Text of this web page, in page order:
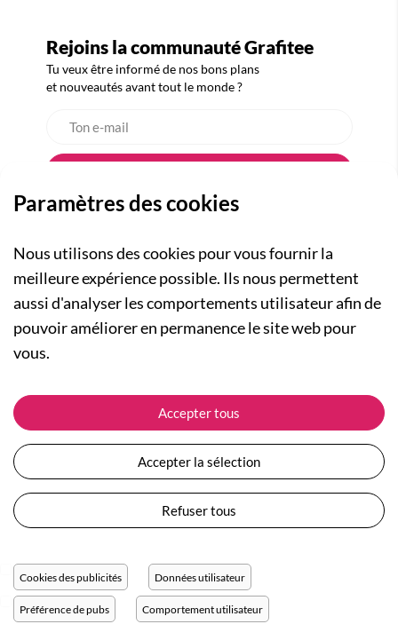
Rejoins la communauté Grafitee
Tu veux être informé de nos bons plans
et nouveautés avant tout le monde ?
A PROPOS
Qui sommes-nous ?
Actualités
Nos engagements
Plan du site
Devenir revendeur
Collection Femme
Collection Enfants
Les Totebags
Nos différents thèmes
ASSISTANCE
Suivre ma commande
Expédition et livraison
Retour et remboursement
Moyens de paiement
Questions / Réponses
Conditions générales de vente
Protection des données personnelles
Réglage des cookies
Paramètres des cookies
Nous utilisons des cookies pour vous fournir la
meilleure expérience possible. Ils nous permettent
aussi d'analyser les comportements utilisateur afin de
pouvoir améliorer en permanence le site web pour
vous.
Accepter tous
Accepter la sélection
Refuser tous
Cookies des publicités Données utilisateur
Préférence de pubs Comportement utilisateur